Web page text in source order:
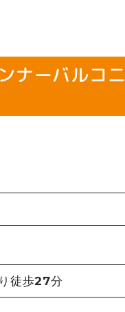
ナーバルコニ
徒歩27分